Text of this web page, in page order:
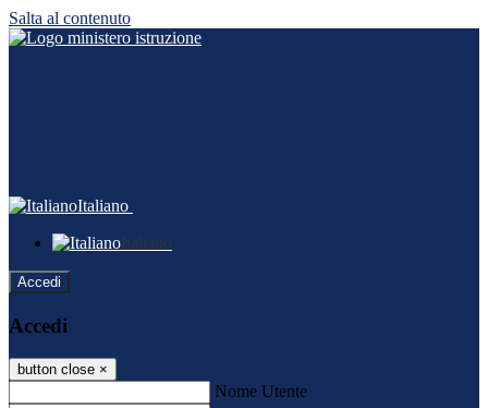
Salta al contenuto
Italiano
Italiano
Accedi
Accedi
button close ×
Nome Utente